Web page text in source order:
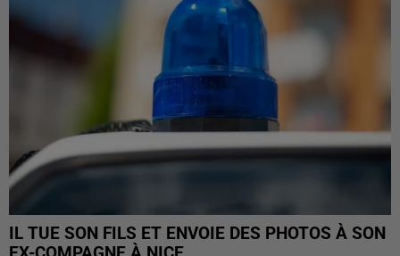
IL TUE SON FILS ET ENVOIE DES PHOTOS À SON